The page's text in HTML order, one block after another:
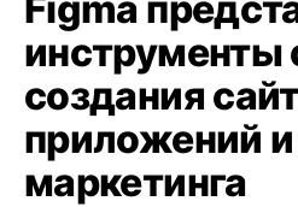
инструменты
создания
приложений и
маркетинга